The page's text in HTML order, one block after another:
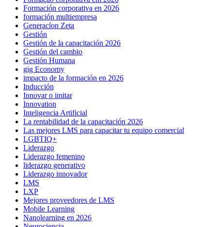
Formación corporativa en 2026
formación multiempresa
Generacíon Zeta
Gestión
Gestión de la capacitación 2026
Gestión del cambio
Gestión Humana
gig Economy
impacto de la formación en 2026
Inducción
Innovar o imitar
Innovation
Inteligencia Artificial
La rentabilidad de la capacitación 2026
Las mejores LMS para capacitar tu equipo comercial
LGBTIQ+
Liderazgo
Liderazgo femenino
liderazgo generativo
Liderazgo innovador
LMS
LXP
Mejores proveedores de LMS
Mobile Learning
Nanolearning en 2026